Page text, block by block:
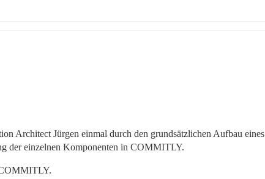
Architect Jürgen einmal durch den grundsätzlichen Aufbau eines
der einzelnen Komponenten in COMMITLY.